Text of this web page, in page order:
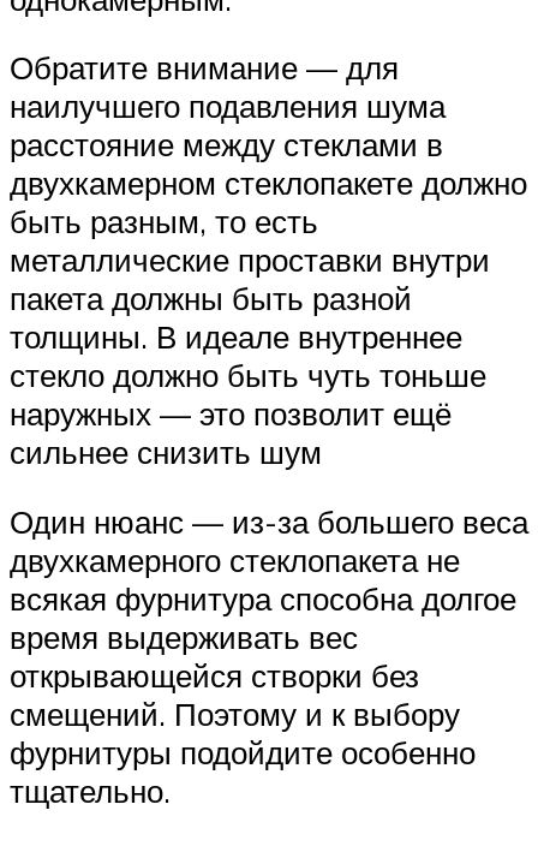
Обратите внимание — для
наилучшего подавления шума
расстояние между стеклами в
двухкамерном стеклопакете должно
быть разным, то есть
металлические проставки внутри
пакета должны быть разной
толщины. В идеале внутреннее
стекло должно быть чуть тоньше
наружных — это позволит ещё
сильнее снизить шум
Один нюанс — из-за большего веса
двухкамерного стеклопакета не
всякая фурнитура способна долгое
время выдерживать вес
открывающейся створки без
смещений. Поэтому и к выбору
фурнитуры подойдите особенно
тщательно.